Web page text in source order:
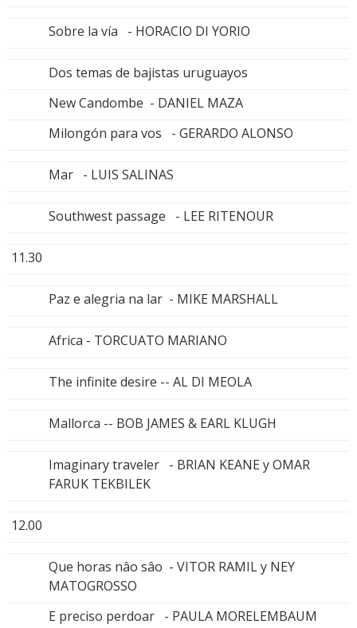
Sobre la vía - HORACIO DI YORIO
Dos temas de bajistas uruguayos
New Candombe - DANIEL MAZA
Milongón para vos - GERARDO ALONSO
Mar - LUIS SALINAS
Southwest passage - LEE RITENOUR
11.30
Paz e alegria na lar - MIKE MARSHALL
Africa - TORCUATO MARIANO
The infinite desire -- AL DI MEOLA
Mallorca -- BOB JAMES & EARL KLUGH
Imaginary traveler - BRIAN KEANE y OMAR
FARUK TEKBILEK
12.00
Que horas nâo sâo - VITOR RAMIL y NEY
MATOGROSSO
E preciso perdoar - PAULA MORELEMBAUM